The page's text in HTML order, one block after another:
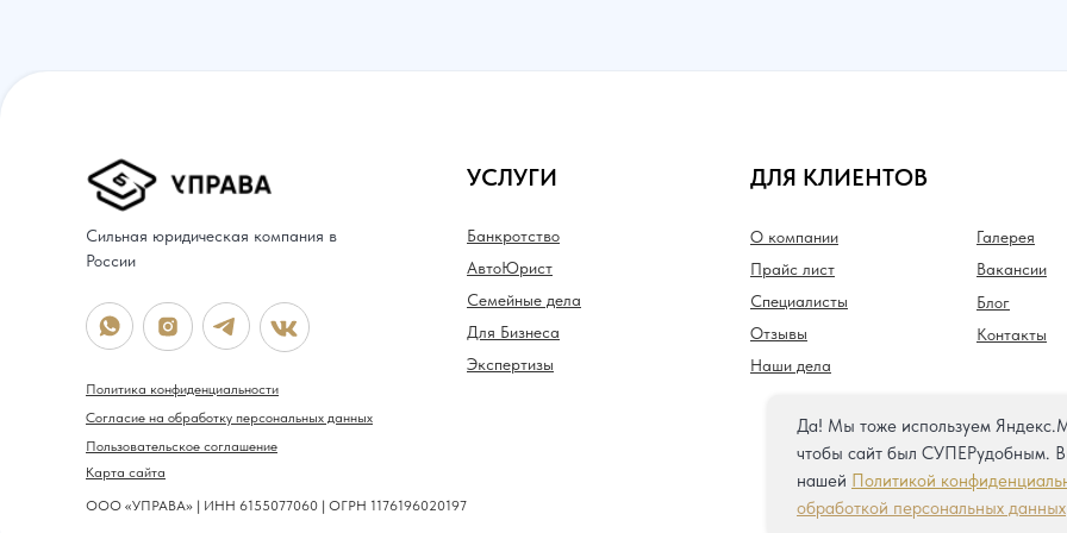
УСЛУГИ ДЛЯ КЛИЕНТОВ
Сильная юридическая компания в
России
О компании
Прайс лист
Специалисты
Отзывы
Наши дела
Политика конфиденциальности
Банкротство
АвтоЮрист
Пользовательское соглашение
Согласие на обработку персональных данных
Семейные дела
Для Бизнеса
Экспертизы
Блог
Карта сайта
Контакты
Галерея
Вакансии
ООО «УПРАВА» | ИНН 6155077060 | ОГРН 1176196020197
Да! Мы тоже используем
чтобы сайт был СУПЕРудобным.
нашей Политикой
обработкой персональных данных